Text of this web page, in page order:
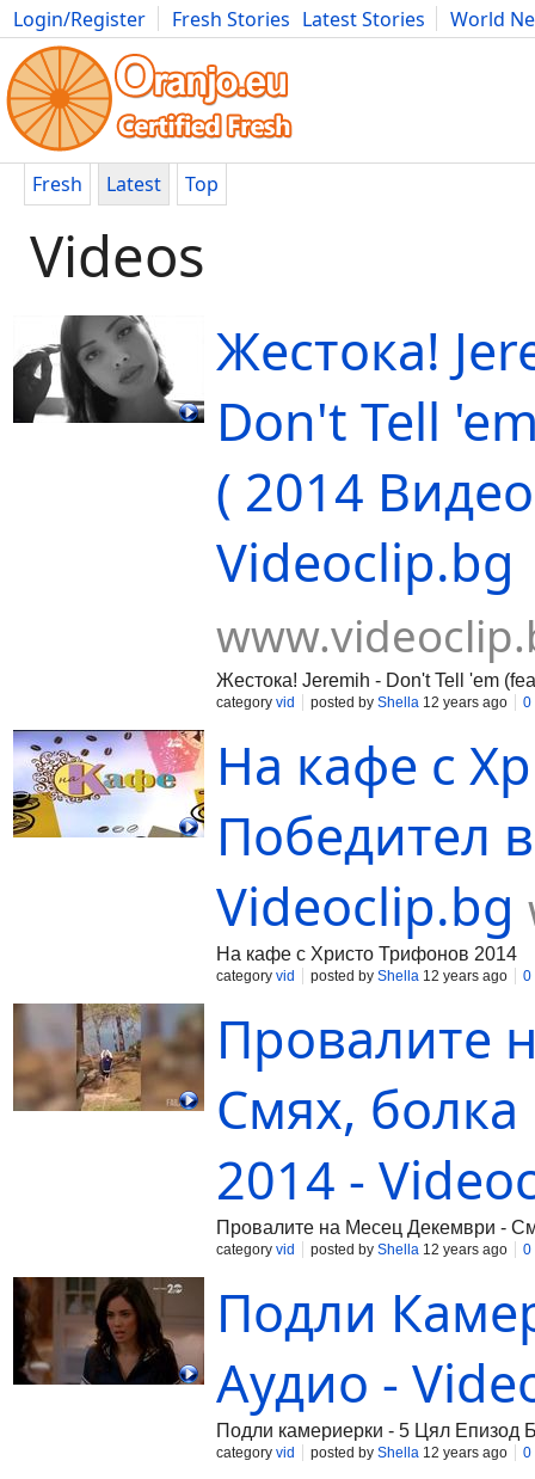
Login/Register Fresh Stories Latest Stories
World
Movies Anime Music Art Cars Advice Science
Fresh Latest Top
Videos
Жестока!
Don't Tell
( 2014
Videoclip.bg
Жестока! Jeremih - Don't Tell 'em
category vid posted by Shella 12 years ago 0
На кафе с
Победител
Videoclip.bg
На кафе с Христо Трифонов 2014
category vid posted by Shella 12 years ago 0
Провалите
Смях,
2014 -
Провалите на Месец Декември -
category vid posted by Shella 12 years ago 0
Подли
Аудио -
Подли камериерки - 5 Цял Епизод
category vid posted by Shella 12 years ago 0